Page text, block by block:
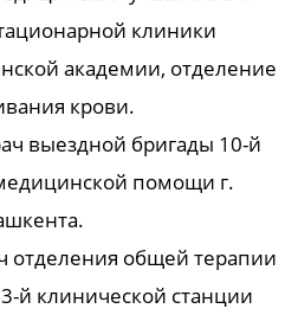
клиники
академии, отделение
крови.
выездной бригады 10-й
помощи г.
отделения общей терапии
й клинической станции